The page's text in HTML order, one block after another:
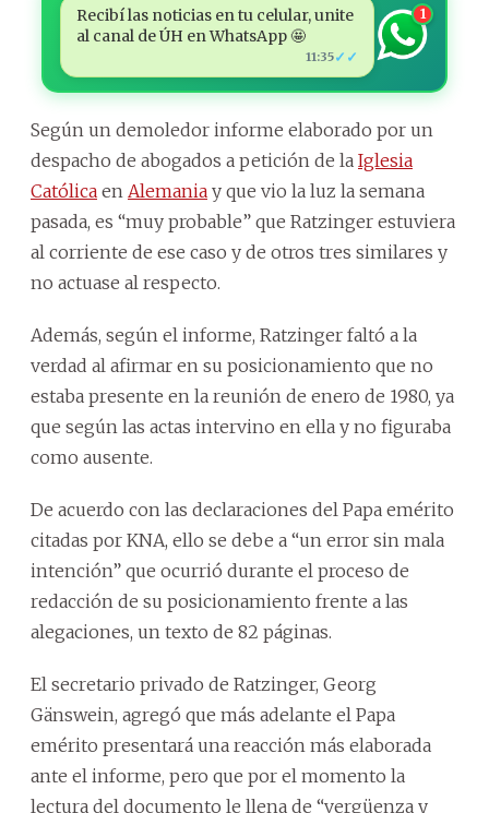
Recibí las noticias en tu celular, unite
al canal de ÚH en WhatsApp 🤩
11:35✓✓
1
Según un demoledor informe elaborado por un
despacho de abogados a petición de la Iglesia
Católica en Alemania y que vio la luz la semana
pasada, es “muy probable” que Ratzinger estuviera
al corriente de ese caso y de otros tres similares y
no actuase al respecto.
Además, según el informe, Ratzinger faltó a la
verdad al afirmar en su posicionamiento que no
estaba presente en la reunión de enero de 1980, ya
que según las actas intervino en ella y no figuraba
como ausente.
De acuerdo con las declaraciones del Papa emérito
citadas por KNA, ello se debe a “un error sin mala
intención” que ocurrió durante el proceso de
redacción de su posicionamiento frente a las
alegaciones, un texto de 82 páginas.
El secretario privado de Ratzinger, Georg
Gänswein, agregó que más adelante el Papa
emérito presentará una reacción más elaborada
ante el informe, pero que por el momento la
lectura del documento le llena de “vergüenza y